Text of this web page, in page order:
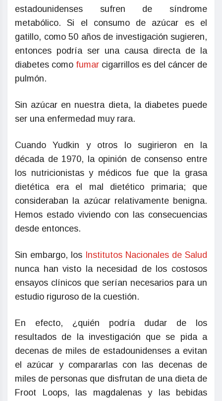
estadounidenses sufren de síndrome
metabólico. Si el consumo de azúcar es el
gatillo, como 50 años de investigación sugieren,
entonces podría ser una causa directa de la
diabetes como fumar cigarrillos es del cáncer de
pulmón.
Sin azúcar en nuestra dieta, la diabetes puede
ser una enfermedad muy rara.
Cuando Yudkin y otros lo sugirieron en la
década de 1970, la opinión de consenso entre
los nutricionistas y médicos fue que la grasa
dietética era el mal dietético primaria; que
consideraban la azúcar relativamente benigna.
Hemos estado viviendo con las consecuencias
desde entonces.
Sin embargo, los Institutos Nacionales de Salud
nunca han visto la necesidad de los costosos
ensayos clínicos que serían necesarios para un
estudio riguroso de la cuestión.
En efecto, ¿quién podría dudar de los
resultados de la investigación que se pida a
decenas de miles de estadounidenses a evitan
el azúcar y compararlas con las decenas de
miles de personas que disfrutan de una dieta de
Froot Loops, las magdalenas y las bebidas